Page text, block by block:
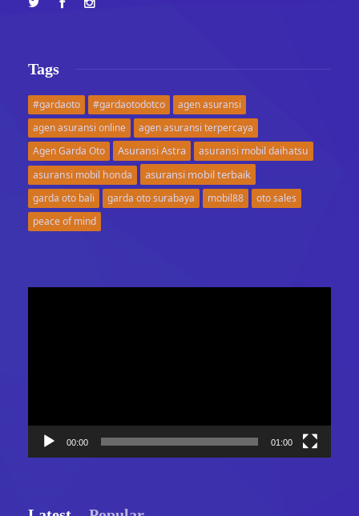
Tags
#gardaoto #gardaotodotco
agen asuransi
agen asuransi online
agen asuransi terpercaya
Agen Garda Oto
Asuransi Astra
asuransi mobil daihatsu
asuransi mobil honda
asuransi mobil terbaik
garda oto bali garda oto surabaya mobil88
oto sales
peace of mind
00:00 01:00